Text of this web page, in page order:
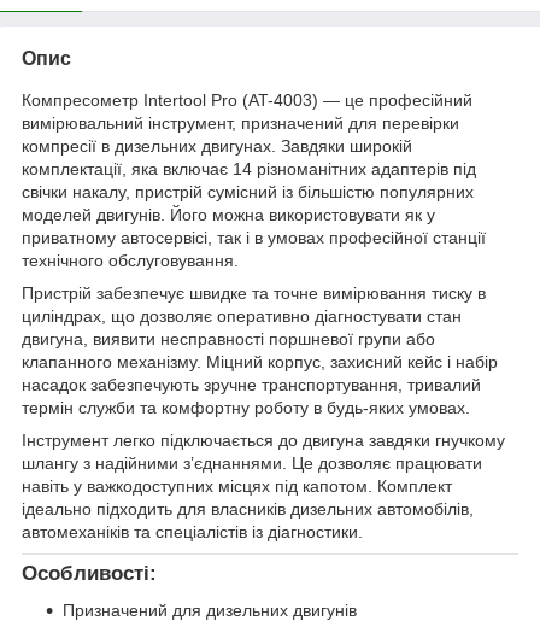
Опис
Компресометр Intertool Pro (AT-4003) — це професійний
вимірювальний інструмент, призначений для перевірки
компресії в дизельних двигунах. Завдяки широкій
комплектації, яка включає 14 різноманітних адаптерів під
свічки накалу, пристрій сумісний із більшістю популярних
моделей двигунів. Його можна використовувати як у
приватному автосервісі, так і в умовах професійної станції
технічного обслуговування.
Пристрій забезпечує швидке та точне вимірювання тиску в
циліндрах, що дозволяє оперативно діагностувати стан
двигуна, виявити несправності поршневої групи або
клапанного механізму. Міцний корпус, захисний кейс і набір
насадок забезпечують зручне транспортування, тривалий
термін служби та комфортну роботу в будь-яких умовах.
Інструмент легко підключається до двигуна завдяки гнучкому
шлангу з надійними з’єднаннями. Це дозволяє працювати
навіть у важкодоступних місцях під капотом. Комплект
ідеально підходить для власників дизельних автомобілів,
автомеханіків та спеціалістів із діагностики.
Особливості:
Призначений для дизельних двигунів